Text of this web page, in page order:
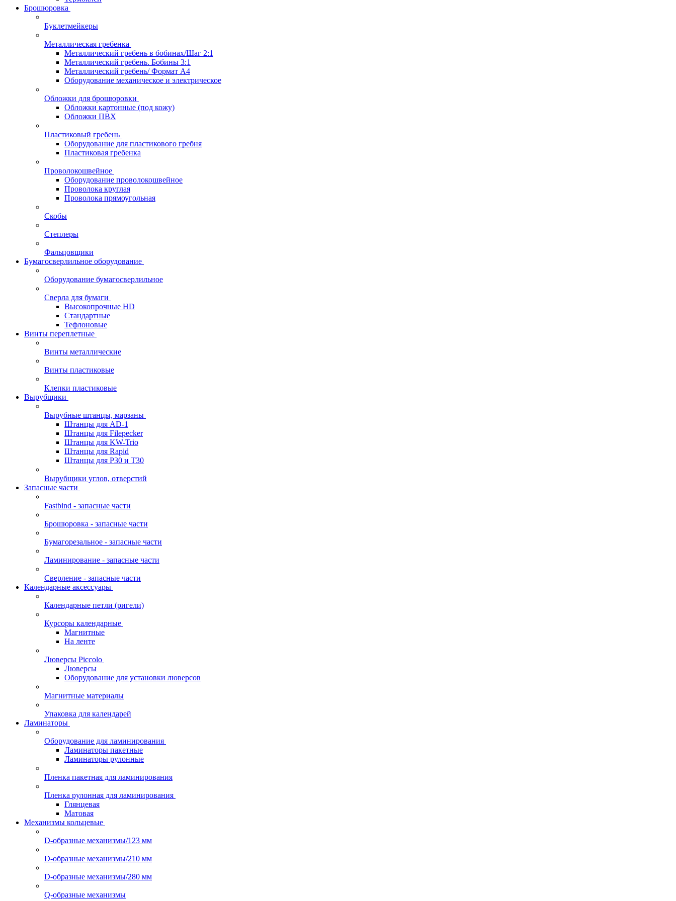
Брошюровка
Буклетмейкеры
Металлическая гребенка
Металлический гребень в бобинах/Шаг 2:1
Металлический гребень. Бобины 3:1
Металлический гребень/ Формат А4
Оборудование механическое и электрическое
Обложки для брошюровки
Обложки картонные (под кожу)
Обложки ПВХ
Пластиковый гребень
Оборудование для пластикового гребня
Пластиковая гребенка
Проволокошвейное
Оборудование проволокошвейное
Проволока круглая
Проволока прямоугольная
Скобы
Степлеры
Фальцовщики
Бумагосверлильное оборудование
Оборудование бумагосверлильное
Сверла для бумаги
Высокопрочные HD
Стандартные
Тефлоновые
Винты переплетные
Винты металлические
Винты пластиковые
Клепки пластиковые
Вырубщики
Вырубные штанцы, марзаны
Штанцы для AD-1
Штанцы для Filepecker
Штанцы для KW-Trio
Штанцы для Rapid
Штанцы для Р30 и Т30
Вырубщики углов, отверстий
Запасные части
Fastbind - запасные части
Брошюровка - запасные части
Бумагорезальное - запасные части
Ламинирование - запасные части
Сверление - запасные части
Календарные аксессуары
Календарные петли (ригели)
Курсоры календарные
Магнитные
На ленте
Люверсы Piccolo
Люверсы
Оборудование для установки люверсов
Магнитные материалы
Упаковка для календарей
Ламинаторы
Оборудование для ламинирования
Ламинаторы пакетные
Ламинаторы рулонные
Пленка пакетная для ламинирования
Пленка рулонная для ламинирования
Глянцевая
Матовая
Механизмы кольцевые
D-образные механизмы/123 мм
D-образные механизмы/210 мм
D-образные механизмы/280 мм
Q-образные механизмы